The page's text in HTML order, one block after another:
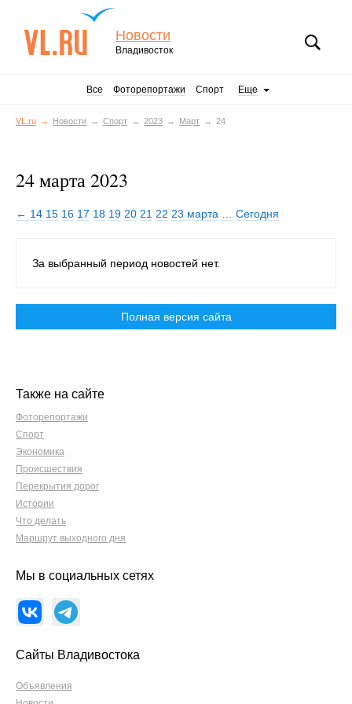
Новости
Владивосток
Все Фоторепортажи Спорт Еще
VL.ru Новости Спорт 2023 Март 24
24 марта 2023
← 14 15 16 17 18 19 20 21 22 23 марта Сегодня
За выбранный период новостей нет.
Полная версия сайта
Также на сайте
Фоторепортажи
Спорт
Экономика
Происшествия
Перекрытия дорог
Истории
Что делать
Маршрут выходного дня
Мы в социальных сетях
Сайты Владивостока
Объявления